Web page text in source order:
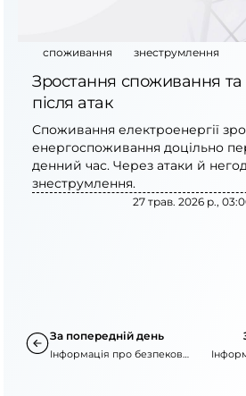
споживання знеструмлення
Зростання споживання
після атак
Споживання електроенергії
енергоспоживання доцільно
денний час. Через атаки й
знеструмлення.
27 трав. 2026 р.,
За попередній день
Інформація про безпекову